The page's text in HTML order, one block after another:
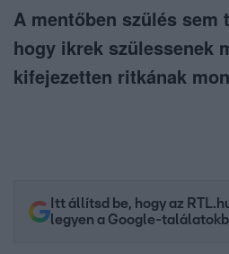
A mentőben szülés sem
hogy ikrek szülessenek
kifejezetten ritkának
Itt állítsd be, hogy az
legyen a Google-